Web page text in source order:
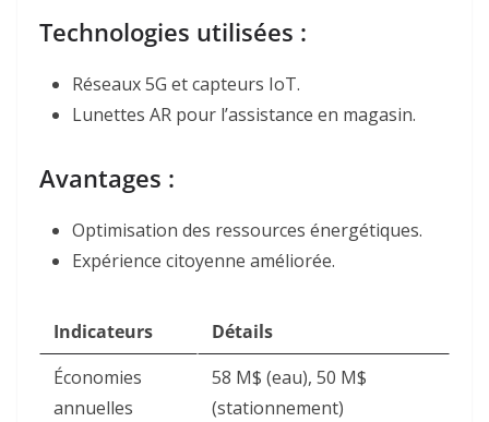
Technologies utilisées :
Réseaux 5G et capteurs IoT.
Lunettes AR pour l’assistance en magasin.
Avantages :
Optimisation des ressources énergétiques.
Expérience citoyenne améliorée.
Indicateurs
Détails
Économies
annuelles
58 M$ (eau), 50 M$
(stationnement)